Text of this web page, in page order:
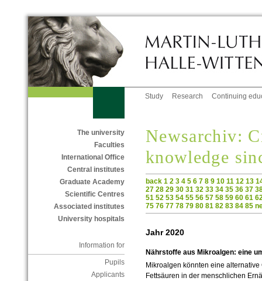
Study Research Continuing
The university
Faculties
International Office
Central institutes
Graduate Academy
Scientific Centres
Associated institutes
University hospitals
Information for
Pupils
Applicants
Newsarchiv:
knowledge
back 1 2 3 4 5 6 7 8 9 10 11 12 13
27 28 29 30 31 32 33 34 35 36 37
51 52 53 54 55 56 57 58 59 60 61
75 76 77 78 79 80 81 82 83 84 85
Jahr 2020
Nährstoffe aus Mikroalgen: eine
Mikroalgen könnten eine
Fettsäuren in der menschlichen